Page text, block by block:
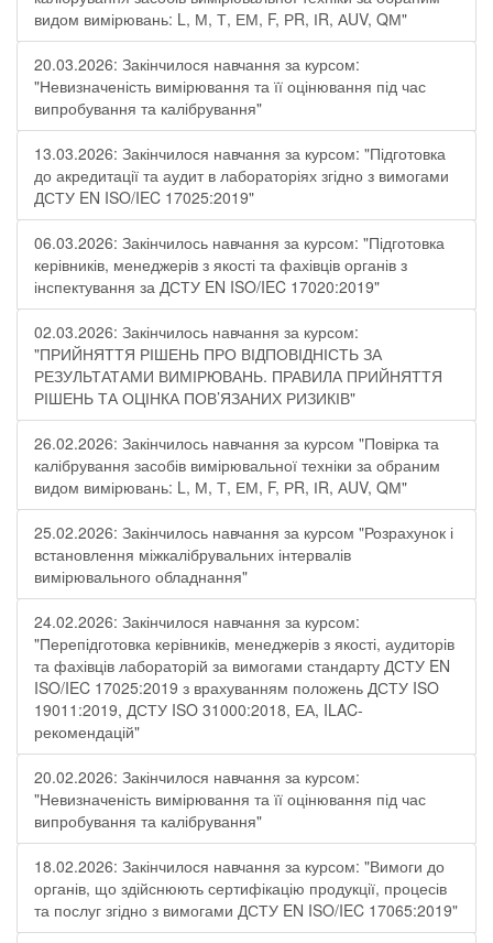
видом вимірювань: L, М, Т, ЕМ, F, РR, ІR, АUV, QМ"
20.03.2026: Закінчилося навчання за курсом:
"Невизначеність вимірювання та її оцінювання під час
випробування та калібрування"
13.03.2026: Закінчилося навчання за курсом: "Підготовка
до акредитації та аудит в лабораторіях згідно з вимогами
ДСТУ EN ISO/IEC 17025:2019"
06.03.2026: Закінчилось навчання за курсом: "Підготовка
керівників, менеджерів з якості та фахівців органів з
інспектування за ДСТУ EN ISO/IEC 17020:2019"
02.03.2026: Закінчилось навчання за курсом:
"ПРИЙНЯТТЯ РІШЕНЬ ПРО ВІДПОВІДНІСТЬ ЗА
РЕЗУЛЬТАТАМИ ВИМІРЮВАНЬ. ПРАВИЛА ПРИЙНЯТТЯ
РІШЕНЬ ТА ОЦІНКА ПОВ’ЯЗАНИХ РИЗИКІВ"
26.02.2026: Закінчилось навчання за курсом "Повірка та
калібрування засобів вимірювальної техніки за обраним
видом вимірювань: L, М, Т, ЕМ, F, РR, ІR, АUV, QМ"
25.02.2026: Закінчилось навчання за курсом "Розрахунок і
встановлення міжкалібрувальних інтервалів
вимірювального обладнання"
24.02.2026: Закінчилося навчання за курсом:
"Перепідготовка керівників, менеджерів з якості, аудиторів
та фахівців лабораторій за вимогами стандарту ДСТУ EN
ISO/IEC 17025:2019 з врахуванням положень ДСТУ ISO
19011:2019, ДСТУ ISO 31000:2018, ЕА, ILAC-
рекомендацій"
20.02.2026: Закінчилося навчання за курсом:
"Невизначеність вимірювання та її оцінювання під час
випробування та калібрування"
18.02.2026: Закінчилося навчання за курсом: "Вимоги до
органів, що здійснюють сертифікацію продукції, процесів
та послуг згідно з вимогами ДСТУ EN ISO/IEC 17065:2019"